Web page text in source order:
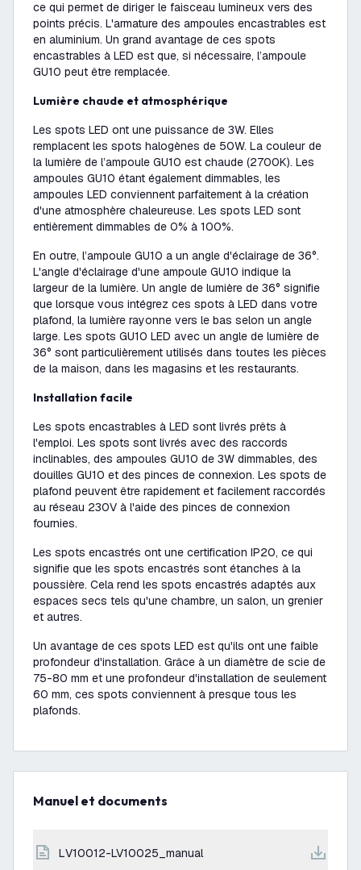
ce qui permet de diriger le faisceau lumineux vers des
points précis. L'armature des ampoules encastrables est
en aluminium. Un grand avantage de ces spots
encastrables à LED est que, si nécessaire, l’ampoule
GU10 peut être remplacée.
Lumière chaude et atmosphérique
Les spots LED ont une puissance de 3W. Elles
remplacent les spots halogènes de 50W. La couleur de
la lumière de l’ampoule GU10 est chaude (2700K). Les
ampoules GU10 étant également dimmables, les
ampoules LED conviennent parfaitement à la création
d'une atmosphère chaleureuse. Les spots LED sont
entièrement dimmables de 0% à 100%.
En outre, l’ampoule GU10 a un angle d'éclairage de 36°.
L'angle d'éclairage d'une ampoule GU10 indique la
largeur de la lumière. Un angle de lumière de 36° signifie
que lorsque vous intégrez ces spots à LED dans votre
plafond, la lumière rayonne vers le bas selon un angle
large. Les spots GU10 LED avec un angle de lumière de
36° sont particulièrement utilisés dans toutes les pièces
de la maison, dans les magasins et les restaurants.
Installation facile
Les spots encastrables à LED sont livrés prêts à
l'emploi. Les spots sont livrés avec des raccords
inclinables, des ampoules GU10 de 3W dimmables, des
douilles GU10 et des pinces de connexion. Les spots de
plafond peuvent être rapidement et facilement raccordés
au réseau 230V à l'aide des pinces de connexion
fournies.
Les spots encastrés ont une certification IP20, ce qui
signifie que les spots encastrés sont étanches à la
poussière. Cela rend les spots encastrés adaptés aux
espaces secs tels qu'une chambre, un salon, un grenier
et autres.
Un avantage de ces spots LED est qu'ils ont une faible
profondeur d'installation. Grâce à un diamètre de scie de
75-80 mm et une profondeur d'installation de seulement
60 mm, ces spots conviennent à presque tous les
plafonds.
Manuel et documents
LV10012-LV10025_manual